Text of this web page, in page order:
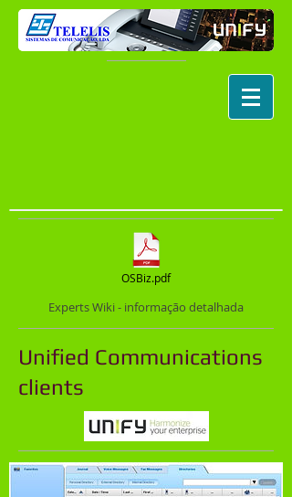
Unified Communications
clients
OSBiz.pdf
Experts Wiki - informação detalhada